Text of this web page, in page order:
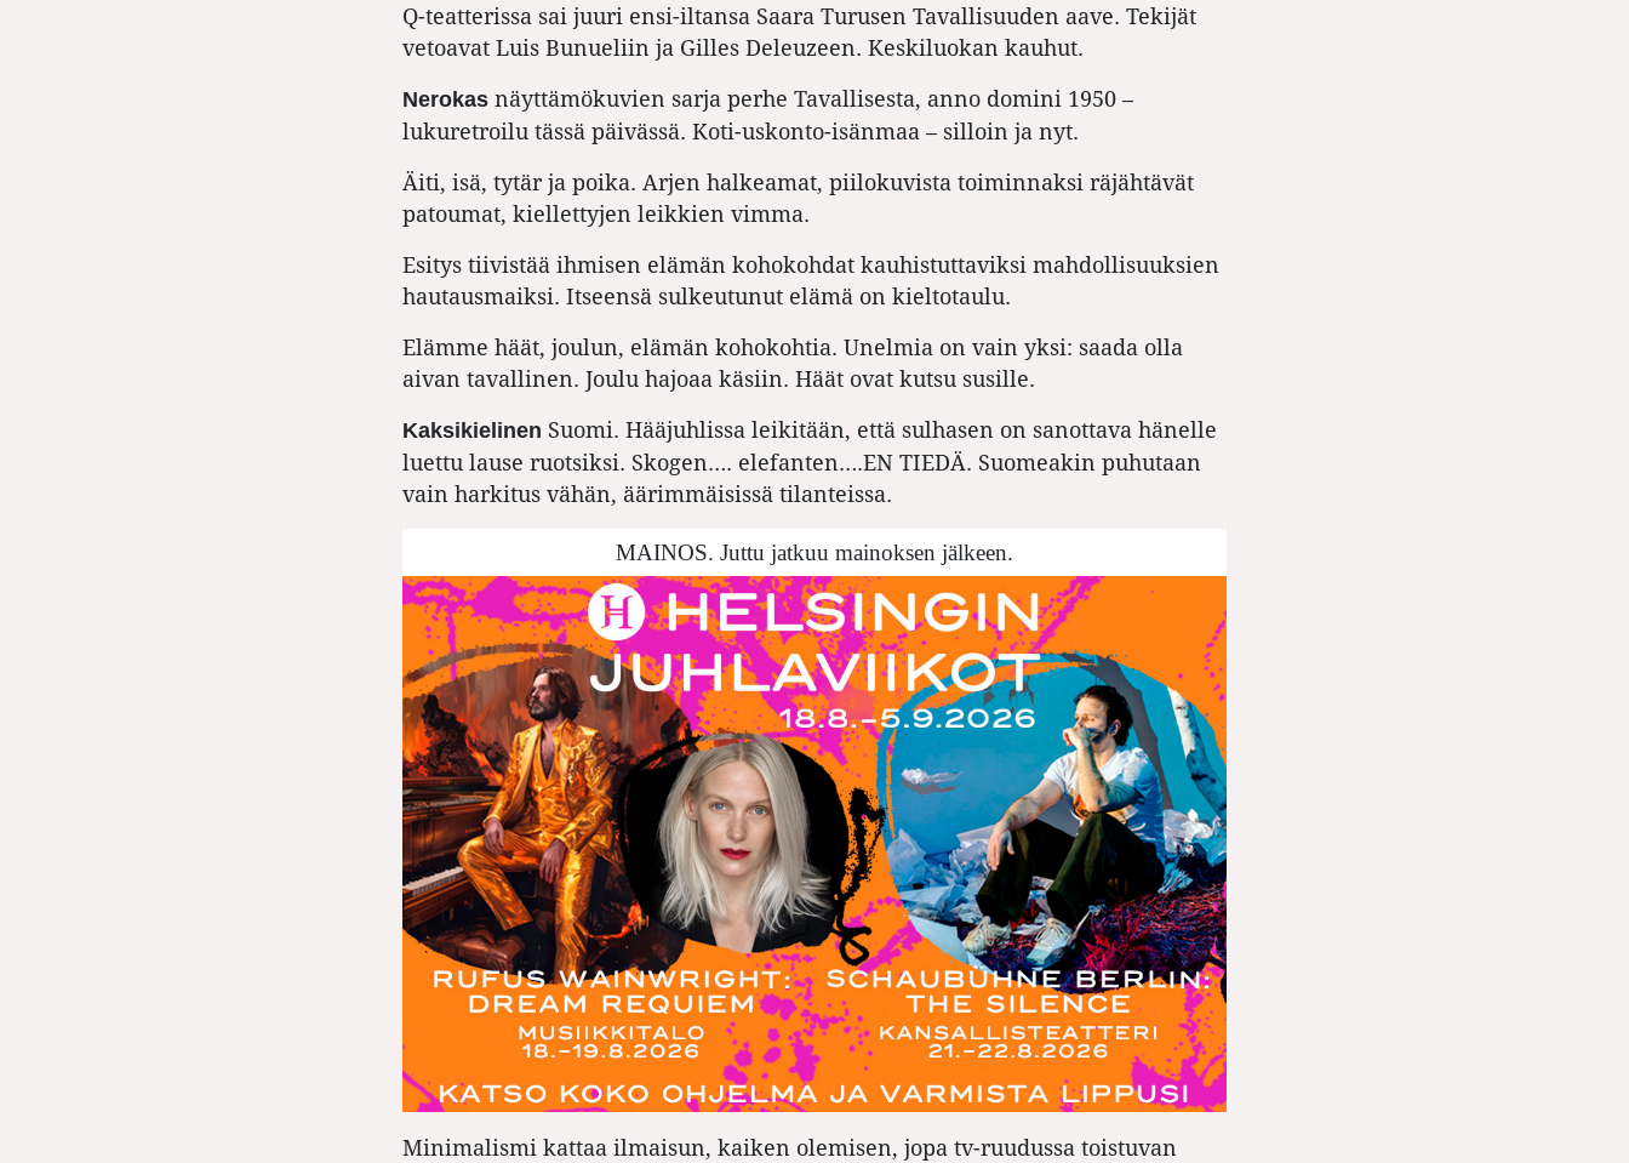
Q-teatterissa sai juuri ensi-iltansa Saara Turusen Tavallisuuden aave. Tekijät
vetoavat Luis Bunueliin ja Gilles Deleuzeen. Keskiluokan kauhut.
Nerokas näyttämökuvien sarja perhe Tavallisesta, anno domini 1950 –
lukuretroilu tässä päivässä. Koti-uskonto-isänmaa – silloin ja nyt.
Äiti, isä, tytär ja poika. Arjen halkeamat, piilokuvista toiminnaksi räjähtävät
patoumat, kiellettyjen leikkien vimma.
Esitys tiivistää ihmisen elämän kohokohdat kauhistuttaviksi mahdollisuuksien
hautausmaiksi. Itseensä sulkeutunut elämä on kieltotaulu.
Elämme häät, joulun, elämän kohokohtia. Unelmia on vain yksi: saada olla
aivan tavallinen. Joulu hajoaa käsiin. Häät ovat kutsu susille.
Kaksikielinen Suomi. Hääjuhlissa leikitään, että sulhasen on sanottava hänelle
luettu lause ruotsiksi. Skogen…. elefanten….EN TIEDÄ. Suomeakin puhutaan
vain harkitus vähän, äärimmäisissä tilanteissa.
MAINOS. Juttu jatkuu mainoksen jälkeen.
Minimalismi kattaa ilmaisun, kaiken olemisen, jopa tv-ruudussa toistuvan